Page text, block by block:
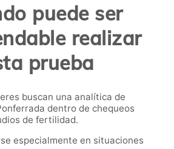
puede ser
realizar
prueba
buscan una analítica de
dentro de chequeos
de fertilidad.
especialmente en situaciones